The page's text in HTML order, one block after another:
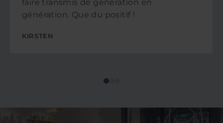
faire transmis de génération en
génération. Que du positif !
KIRSTEN